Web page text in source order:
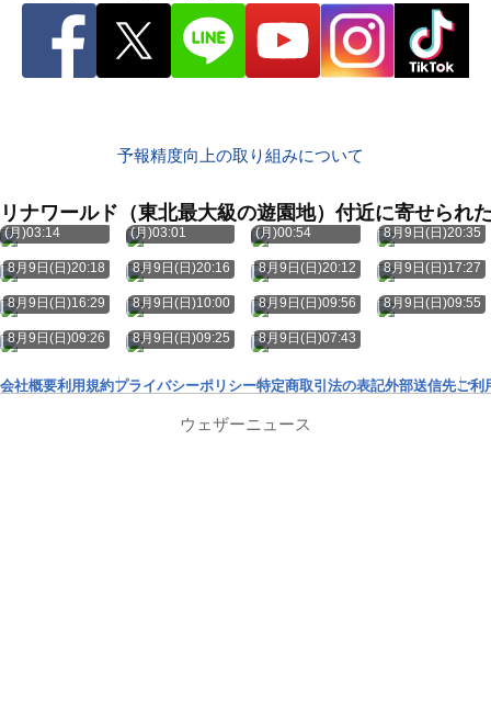
予報精度向上の取り組みについて
リナワールド（東北最大級の遊園地）付近に寄せられ
8月10日
(月)03:14
8月10日
(月)03:01
8月10日
(月)00:54
8月9日(日)20:35
8月9日(日)20:18 8月9日(日)20:16 8月9日(日)20:12 8月9日(日)17:27
8月9日(日)16:29 8月9日(日)10:00 8月9日(日)09:56 8月9日(日)09:55
8月9日(日)09:26 8月9日(日)09:25 8月9日(日)07:43
会社概要利用規約プライバシーポリシー特定商取引法の表記外部送信先ご利
ウェザーニュース